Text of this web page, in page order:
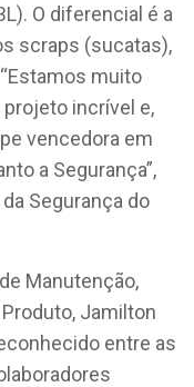
O diferencial é a
scraps (sucatas),
muito
incrível e,
vencedora em
a Segurança”,
Segurança do
Manutenção,
Jamilton
entre as